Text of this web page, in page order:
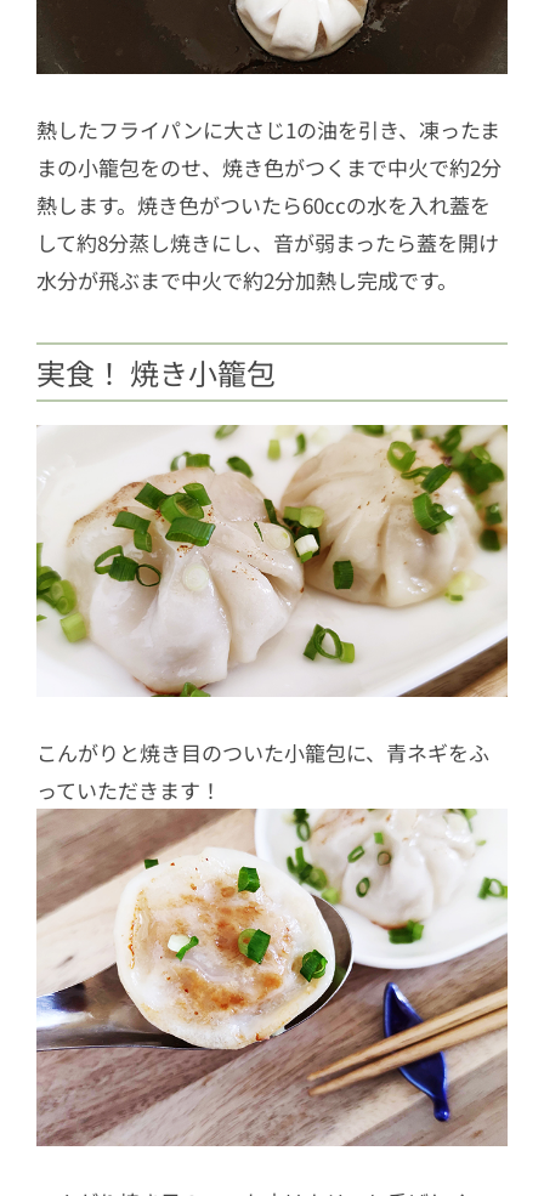
熱したフライパンに大さじ1の油を引き、凍ったま
まの小籠包をのせ、焼き色がつくまで中火で約2分
熱します。焼き色がついたら60ccの水を入れ蓋を
して約8分蒸し焼きにし、音が弱まったら蓋を開け
水分が飛ぶまで中火で約2分加熱し完成です。
実食！ 焼き小籠包
こんがりと焼き目のついた小籠包に、青ネギをふ
っていただきます！